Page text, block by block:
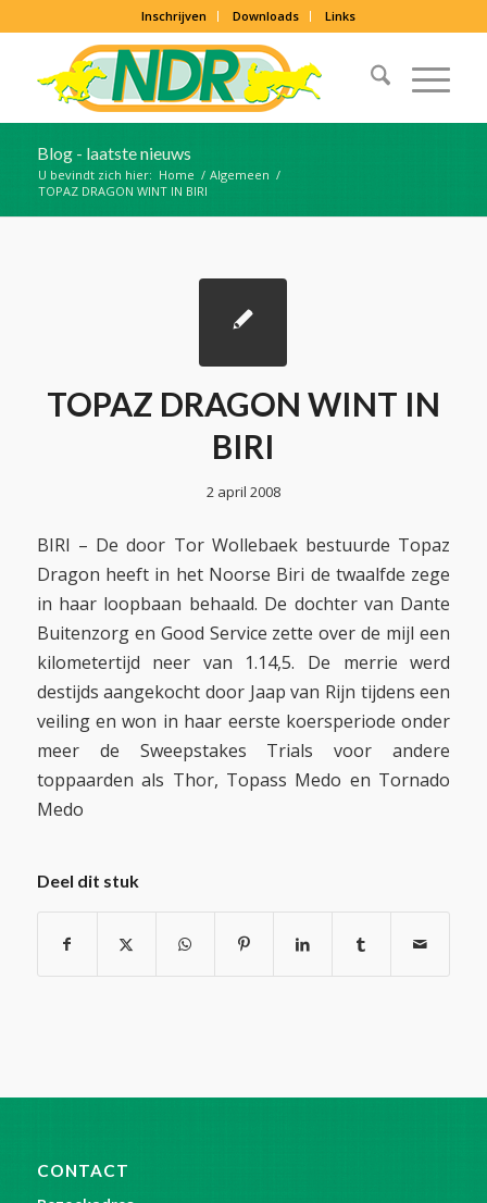
Inschrijven Downloads Links
Blog - laatste nieuws
U bevindt zich hier: Home / Algemeen /
TOPAZ DRAGON WINT IN BIRI
TOPAZ DRAGON WINT IN
BIRI
2 april 2008
BIRI – De door Tor Wollebaek bestuurde Topaz
Dragon heeft in het Noorse Biri de twaalfde zege
in haar loopbaan behaald. De dochter van Dante
Buitenzorg en Good Service zette over de mijl een
kilometertijd neer van 1.14,5. De merrie werd
destijds aangekocht door Jaap van Rijn tijdens een
veiling en won in haar eerste koersperiode onder
meer de Sweepstakes Trials voor andere
toppaarden als Thor, Topass Medo en Tornado
Medo
Deel dit stuk
CONTACT